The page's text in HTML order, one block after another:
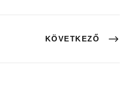
KÖVETKEZŐ